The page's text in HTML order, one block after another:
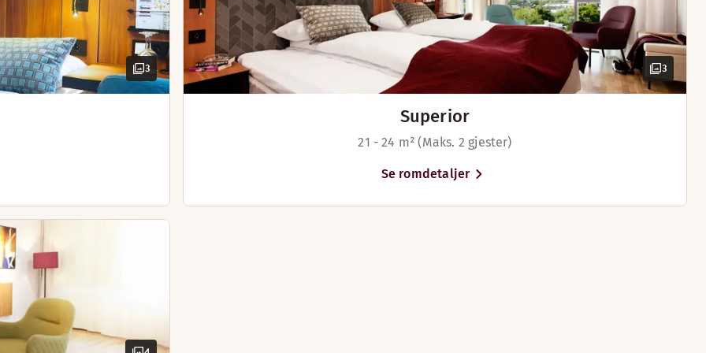
3 3
Superior
21 - 24 m² (Maks. 2 gjester)
Se romdetaljer
Skrivebord og stol
Hårføner